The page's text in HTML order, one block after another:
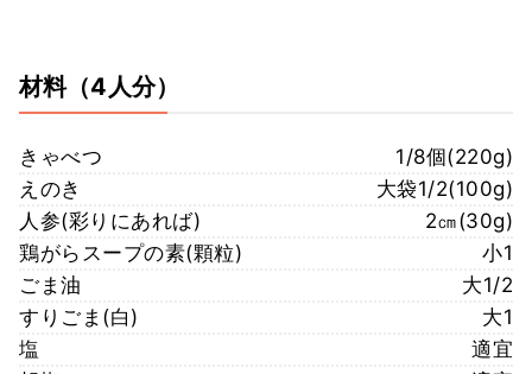
材料（4人分）
きゃべつ
1/8個(220g)
えのき
大袋1/2(100g)
人参(彩りにあれば)
2㎝(30g)
鶏がらスープの素(顆粒)
小1
ごま油
大1/2
すりごま(白)
大1
塩
適宜